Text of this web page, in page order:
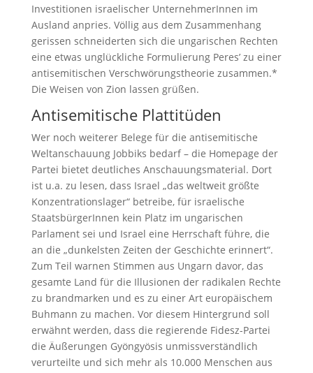
Investitionen israelischer UnternehmerInnen im
Ausland anpries. Völlig aus dem Zusammenhang
gerissen schneiderten sich die ungarischen Rechten
eine etwas unglückliche Formulierung Peres’ zu einer
antisemitischen Verschwörungstheorie zusammen.*
Die Weisen von Zion lassen grüßen.
Antisemitische Plattitüden
Wer noch weiterer Belege für die antisemitische
Weltanschauung Jobbiks bedarf ­– die Homepage der
Partei bietet deutliches Anschauungsmaterial. Dort
ist u.a. zu lesen, dass Israel „das weltweit größte
Konzentrationslager“ betreibe, für israelische
StaatsbürgerInnen kein Platz im ungarischen
Parlament sei und Israel eine Herrschaft führe, die
an die „dunkelsten Zeiten der Geschichte erinnert“.
Zum Teil warnen Stimmen aus Ungarn davor, das
gesamte Land für die Illusionen der radikalen Rechte
zu brandmarken und es zu einer Art europäischem
Buhmann zu machen. Vor diesem Hintergrund soll
erwähnt werden, dass die regierende Fidesz-Partei
die Äußerungen Gyöngyösis unmissverständlich
verurteilte und sich mehr als 10.000 Menschen aus